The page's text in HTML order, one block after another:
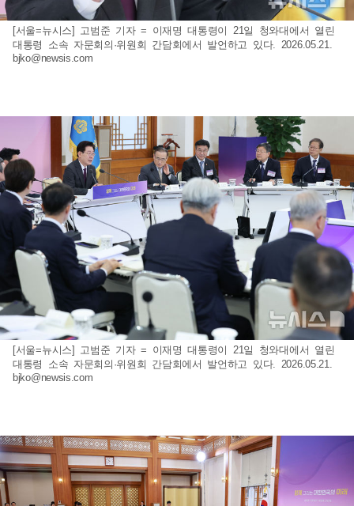
[서울=뉴시스] 고범준 기자 = 이재명 대통령이 21일 청와대에서 열린
대통령 소속 자문회의·위원회 간담회에서 발언하고 있다. 2026.05.21.
bjko@newsis.com
[서울=뉴시스] 고범준 기자 = 이재명 대통령이 21일 청와대에서 열린
대통령 소속 자문회의·위원회 간담회에서 발언하고 있다. 2026.05.21.
bjko@newsis.com